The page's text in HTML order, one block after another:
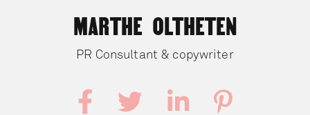
MARTHE OLTHETEN
PR Consultant & copywriter
   